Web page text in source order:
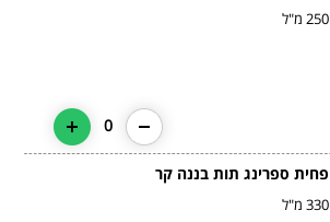
250 מ"ל
0
פחית ספרינג תות בננה קר
330 מ"ל